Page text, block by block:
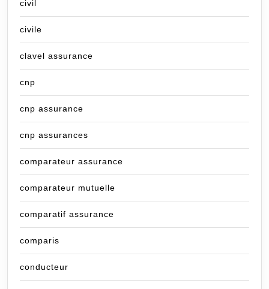
civil
civile
clavel assurance
cnp
cnp assurance
cnp assurances
comparateur assurance
comparateur mutuelle
comparatif assurance
comparis
conducteur